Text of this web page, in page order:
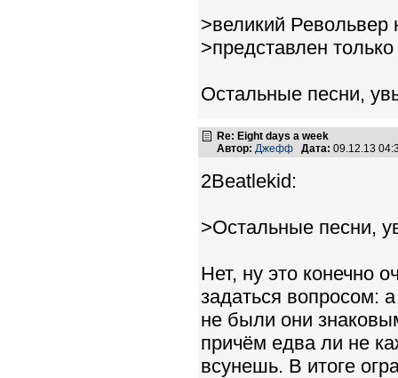
>великий
>представлен
Остальные песни,
Re: Eight days a week
Автор: Джефф Дата: 09.12.13
2Beatlekid:
>Остальные песни,
Нет, ну это конечно
задаться вопросом:
не были они
причём едва ли не
всунешь. В итоге